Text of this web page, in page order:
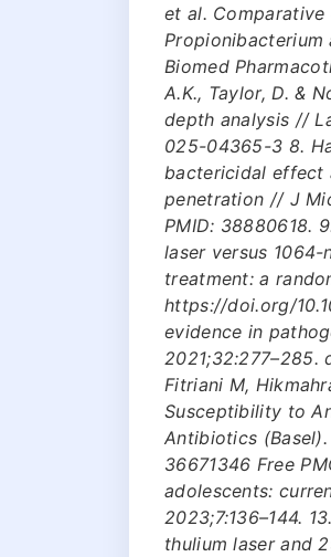
et al.
Biomed
A.K., Taylor, D. &
depth analysis //
025-04365-3 8.
bactericidal effect
penetration // J
PMID: 38880618.
laser versus
treatment: a
https://doi.org/
evidence in
2021;32:277–285.
Fitriani M,
Susceptibility to
Antibiotics (Basel).
36671346 Free
adolescents:
2023;7:136–144.
thulium laser and